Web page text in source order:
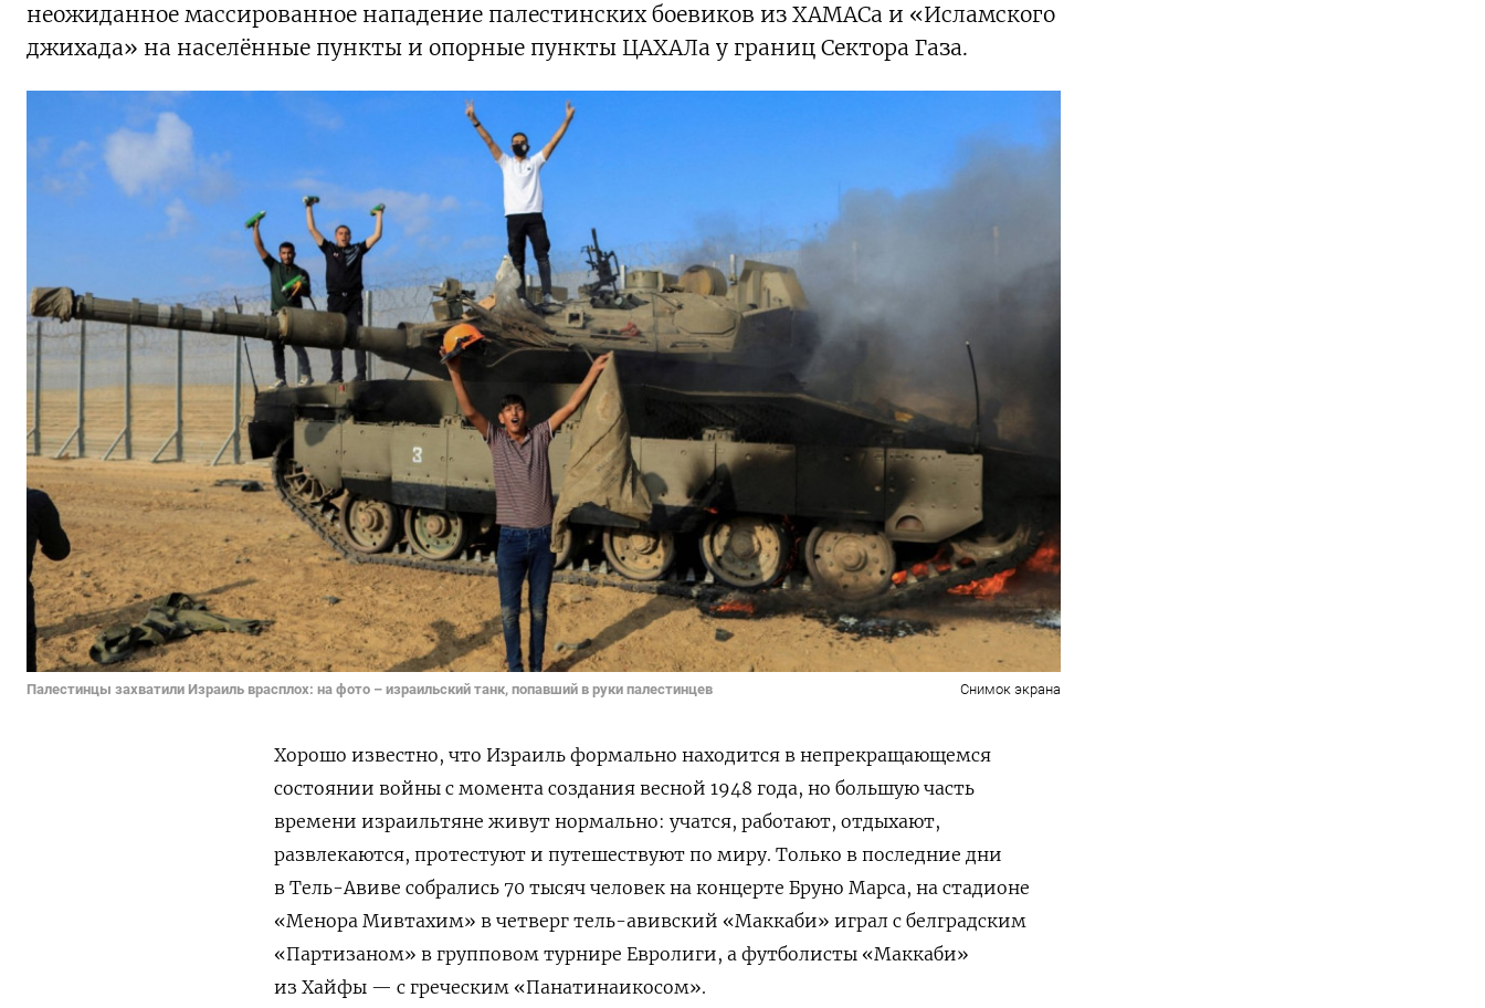
неожиданное массированное нападение палестинских боевиков из ХАМАСа и «Исламского
джихада» на населённые пункты и опорные пункты ЦАХАЛа у границ Сектора Газа.
Палестинцы захватили Израиль врасплох: на фото – израильский танк, попавший в руки палестинцев Снимок экрана
Хорошо известно, что Израиль формально находится в непрекращающемся
состоянии войны с момента создания весной 1948 года, но большую часть
времени израильтяне живут нормально: учатся, работают, отдыхают,
развлекаются, протестуют и путешествуют по миру. Только в последние дни
в Тель-Авиве собрались 70 тысяч человек на концерте Бруно Марса, на стадионе
«Менора Мивтахим» в четверг тель-авивский «Маккаби» играл с белградским
«Партизаном» в групповом турнире Евролиги, а футболисты «Маккаби»
из Хайфы — с греческим «Панатинаикосом».